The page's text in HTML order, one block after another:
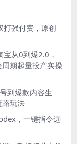
打强付费，原创
宝从0到爆2.0，
期起量投产实操
到爆款内容生
路玩法
，一键指令远